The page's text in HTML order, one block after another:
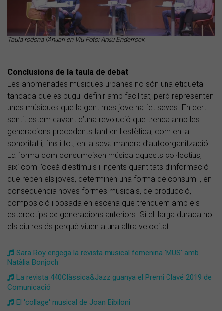
Taula rodona l'Anuari en Viu Foto: Arxiu Enderrock
Conclusions de la taula de debat
Les anomenades músiques urbanes no són una etiqueta
tancada que es pugui definir amb facilitat, però representen
unes músiques que la gent més jove ha fet seves. En cert
sentit estem davant d’una revolució que trenca amb les
generacions precedents tant en l'estètica, com en la
sonoritat i, fins i tot, en la seva manera d’autoorganització.
La forma com consumeixen música aquests col·lectius,
així com l’oceà d’estímuls i ingents quantitats d’informació
que reben els joves, determinen una forma de consum i, en
conseqüència noves formes musicals, de producció,
composició i posada en escena que trenquem amb els
estereotips de generacions anteriors. Si el llarga durada no
els diu res és perquè viuen a una altra velocitat.
Sara Roy engega la revista musical femenina 'MUS' amb
Natàlia Bonjoch
La revista 440Clàssica&Jazz guanya el Premi Clavé 2019 de
Comunicació
El 'collage' musical de Joan Bibiloni